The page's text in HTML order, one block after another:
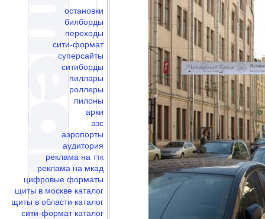
остановки
билборды
переходы
сити-формат
суперсайты
ситиборды
пиллары
роллеры
пилоны
арки
азс
аэропорты
аудитория
реклама на ттк
реклама на мкад
цифровые форматы
щиты в москве каталог
щиты в области каталог
сити-формат каталог